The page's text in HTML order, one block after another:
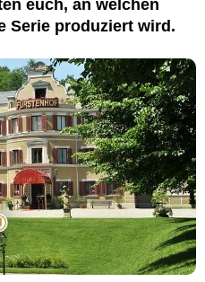
euch, an welchen
Serie produziert wird.